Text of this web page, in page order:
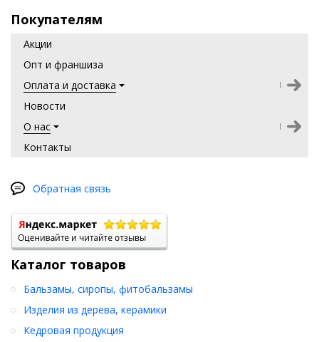
Покупателям
Акции
Опт и франшиза
Оплата и доставка
Новости
О нас
Контакты
Обратная связь
Каталог товаров
Бальзамы, сиропы, фитобальзамы
Изделия из дерева, керамики
Кедровая продукция